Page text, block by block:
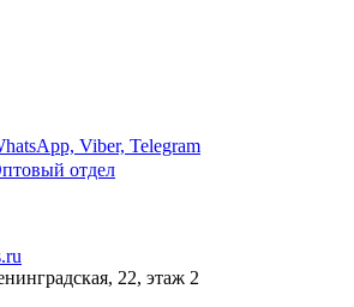
Viber, Telegram
отдел
22, этаж 2